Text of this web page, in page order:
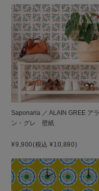
Saponaria ／ ALAIN GREE アラ
ン・グレ 壁紙
¥9,900(税込 ¥10,890)